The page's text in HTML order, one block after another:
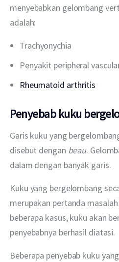
menyebabkan gelombang
adalah:
Trachyonychia
Penyakit peripheral
Rheumatoid arthritis
Penyebab kuku
Garis kuku yang
disebut dengan beau.
dalam dengan banyak garis.
Kuku yang bergelombang
merupakan pertanda
beberapa kasus, kuku akan
penyebabnya berhasil diatasi.
Beberapa penyebab kuku